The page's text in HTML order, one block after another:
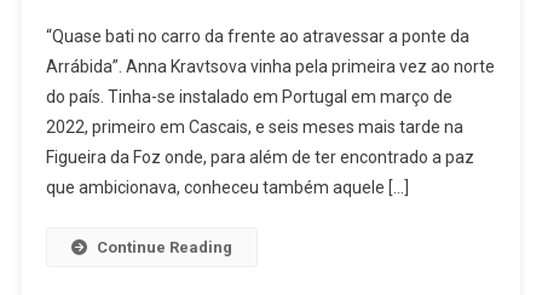
Retratos
De
Quem
Vai
E
“Quase bati no carro da frente ao atravessar a ponte da
Arrábida”. Anna Kravtsova vinha pela primeira vez ao norte
do país. Tinha-se instalado em Portugal em março de
2022, primeiro em Cascais, e seis meses mais tarde na
Figueira da Foz onde, para além de ter encontrado a paz
que ambicionava, conheceu também aquele […]
Continue Reading